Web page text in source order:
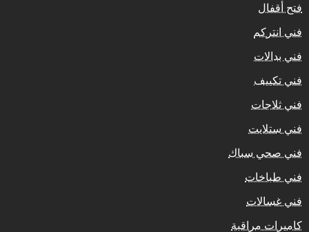
فتح أقفال
فني انتركم
فني بدالات
فني تكييف
فني ثلاجات
فني ستلايت
فني صحي سباك
فني طباخات
فني غسالات
كاميرات مراقبة